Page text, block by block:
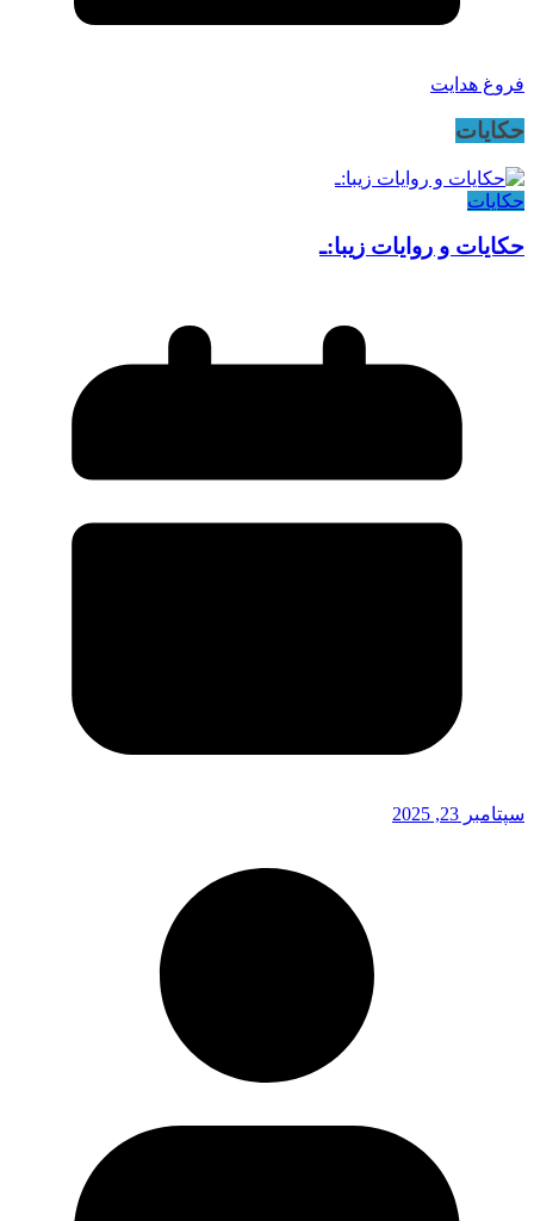
فروغ هدایت
حکایات
حکایات
حکایات و روایات زیبا:ـ
سپتامبر 23, 2025